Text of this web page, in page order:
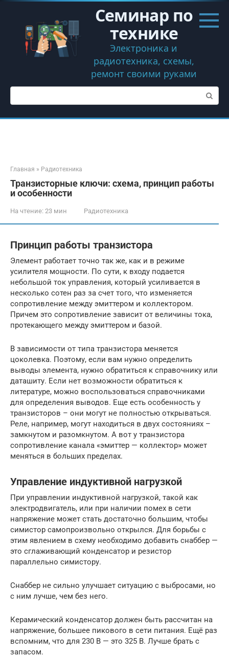
Перейти
контенту
Семинар по
технике
Электроника и
радиотехника, схемы,
ремонт своими руками
Поиск:
Главная » Радиотехника
Транзисторные ключи: схема, принцип работы
и особенности
На чтение: 23 мин Радиотехника
Принцип работы транзистора
Элемент работает точно так же, как и в режиме
усилителя мощности. По сути, к входу подается
небольшой ток управления, который усиливается в
несколько сотен раз за счет того, что изменяется
сопротивление между эмиттером и коллектором.
Причем это сопротивление зависит от величины тока,
протекающего между эмиттером и базой.
В зависимости от типа транзистора меняется
цоколевка. Поэтому, если вам нужно определить
выводы элемента, нужно обратиться к справочнику или
даташиту. Если нет возможности обратиться к
литературе, можно воспользоваться справочниками
для определения выводов. Еще есть особенность у
транзисторов – они могут не полностью открываться.
Реле, например, могут находиться в двух состояниях –
замкнутом и разомкнутом. А вот у транзистора
сопротивление канала «эмиттер — коллектор» может
меняться в больших пределах.
Управление индуктивной нагрузкой
При управлении индуктивной нагрузкой, такой как
электродвигатель, или при наличии помех в сети
напряжение может стать достаточно большим, чтобы
симистор самопроизвольно открылся. Для борьбы с
этим явлением в схему необходимо добавить снаббер —
это сглаживающий конденсатор и резистор
параллельно симистору.
Снаббер не сильно улучшает ситуацию с выбросами, но
с ним лучше, чем без него.
Керамический конденсатор должен быть рассчитан на
напряжение, большее пикового в сети питания. Ещё раз
вспомним, что для 230 В — это 325 В. Лучше брать с
запасом.